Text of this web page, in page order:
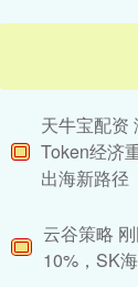
天牛宝配资
Token经济
出海新路径
云谷策略
10%，SK